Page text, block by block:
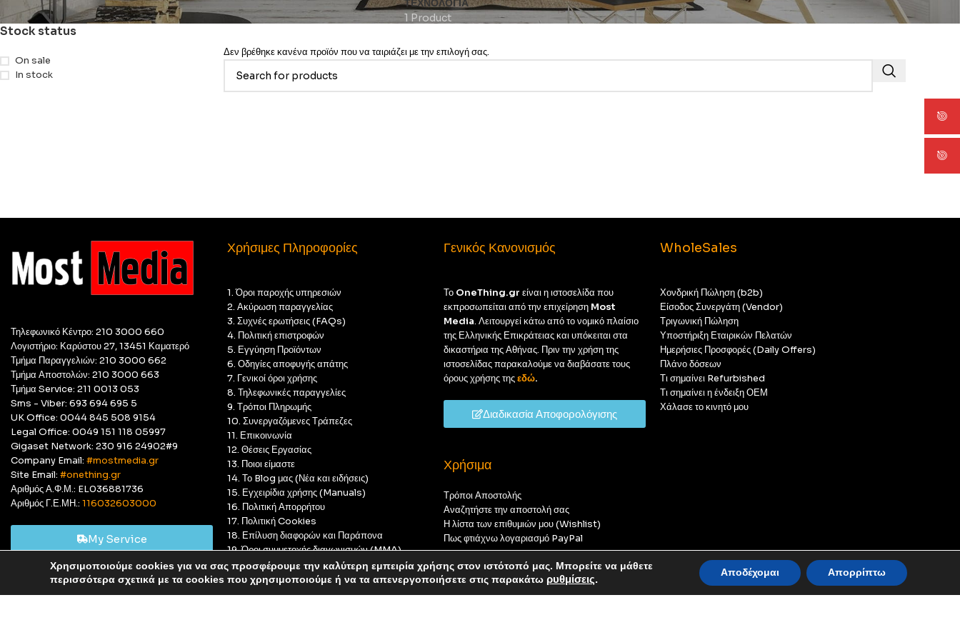
Αυτό είναι ένα δοκιμαστικό κατάστημα για δοκιμαστικούς σκοπούς — καμία παραγγελία δεν θα ολοκληρωθεί.
ΤΕΧΝΟΛΟΓΊΑ
1 Product
Stock status
On sale
In stock
Δεν βρέθηκε κανένα προϊόν που να ταιριάζει με την επιλογή σας.
Τηλεφωνικό Κέντρο: 210 3000 660
Λογιστήριο: Καρύστου 27, 13451 Καματερό
Τμήμα Παραγγελιών: 210 3000 662
Τμήμα Αποστολών: 210 3000 663
Τμήμα Service: 211 0013 053
Sms - Viber: 693 694 695 5
UK Office: 0044 845 508 9154
Legal Office: 0049 151 118 05997
Gigaset Network: 230 916 24902#9
Company Email: #mostmedia.gr
Site Email: #onething.gr
Αριθμός Α.Φ.Μ.: EL036881736
Αριθμός Γ.Ε.ΜΗ.: 116032603000
My Service
Χρήσιμες Πληροφορίες
1. Όροι παροχής υπηρεσιών
2. Ακύρωση παραγγελίας
3. Συχνές ερωτήσεις (FAQs)
4. Πολιτική επιστροφών
5. Εγγύηση Προϊόντων
6. Οδηγίες αποφυγής απάτης
7. Γενικοί όροι χρήσης
8. Τηλεφωνικές παραγγελίες
9. Τρόποι Πληρωμής
10. Συνεργαζόμενες Τράπεζες
11. Επικοινωνία
12. Θέσεις Εργασίας
13. Ποιοι είμαστε
14. Το Blog μας (Νέα και ειδήσεις)
15. Εγχειρίδια χρήσης (Manuals)
16. Πολιτική Απορρήτου
17. Πολιτική Cookies
18. Επίλυση διαφορών και Παράπονα
19. Όροι συμμετοχής διαγωνισμών (MMA)
20. GDPR Compliant
Γενικός Κανονισμός
Το OneThing.gr είναι η ιστοσελίδα που
εκπροσωπείται από την επιχείρηση Most
Media. Λειτουργεί κάτω από το νομικό πλαίσιο
της Ελληνικής Επικράτειας και υπόκειται στα
δικαστήρια της Αθήνας. Πριν την χρήση της
ιστοσελίδας παρακαλούμε να διαβάσατε τους
όρους χρήσης τηςεδώ.
Διαδικασία Αποφορολόγισης
Χρήσιμα
Τρόποι Αποστολής
Αναζητήστε την αποστολή σας
Η λίστα των επιθυμιών μου (Wishlist)
Πως φτιάχνω λογαριασμό PayPal
WholeSales
Χονδρική Πώληση (b2b)
Είσοδος Συνεργάτη (Vendor)
Τριγωνική Πώληση
Υποστήριξη Εταιρικών Πελατών
Ημερήσιες Προσφορές (Daily Offers)
Πλάνο δόσεων
Τι σημαίνει Refurbished
Τι σημαίνει η ένδειξη ΟΕΜ
Χάλασε το κινητό μου
© Most Media 2011 - 2025, All rights reserved
Χρησιμοποιούμε cookies για να σας προσφέρουμε την καλύτερη εμπειρία χρήσης στον ιστότοπό μας. Μπορείτε να μάθετε
περισσότερα σχετικά με τα cookies που χρησιμοποιούμε ή να τα απενεργοποιήσετε στις παρακάτω ρυθμίσεις. Αποδέχομαι Απορρίπτω